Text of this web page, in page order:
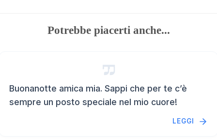
Potrebbe piacerti anche...
Buonanotte amica mia. Sappi che per te c’è
sempre un posto speciale nel mio cuore!
LEGGI